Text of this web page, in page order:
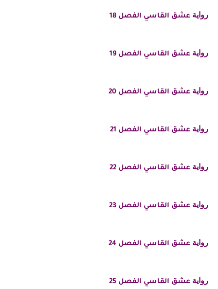
رواية عشق القاسي الفصل 18
رواية عشق القاسي الفصل 19
رواية عشق القاسي الفصل 20
رواية عشق القاسي الفصل 21
رواية عشق القاسي الفصل 22
رواية عشق القاسي الفصل 23
رواية عشق القاسي الفصل 24
رواية عشق القاسي الفصل 25